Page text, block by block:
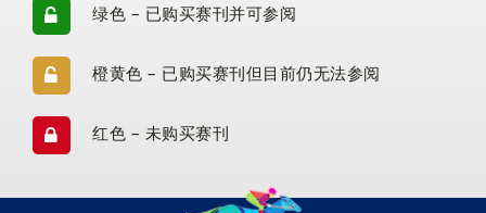
绿色 – 已购买赛刊并可参阅
橙黄色 – 已购买赛刊但目前仍无法参阅
红色 – 未购买赛刊